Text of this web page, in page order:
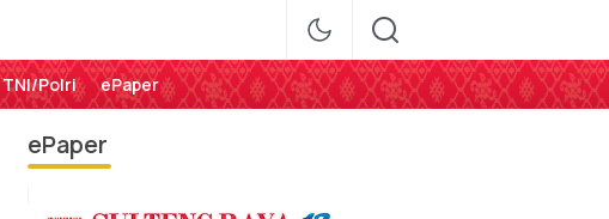
TNI/Polri ePaper
ePaper